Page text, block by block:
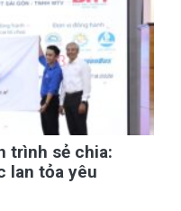
trình sẻ chia:
lan tỏa yêu